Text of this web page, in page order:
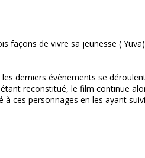
façons de vivre sa jeunesse (
derniers évènements se
reconstitué, le film continue
ces personnages en les ayant